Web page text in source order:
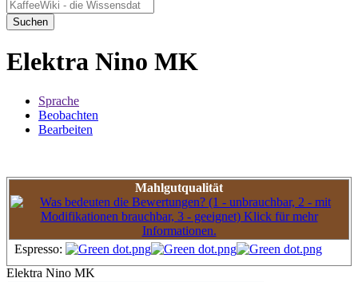
Suchen
Elektra Nino MK
Sprache
Beobachten
Bearbeiten
Mahlgutqualität
Espresso:
Elektra Nino MK